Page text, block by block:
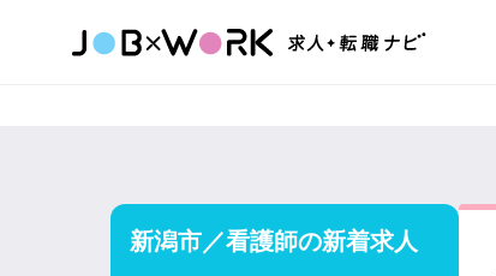
新潟市／看護師の新着求人